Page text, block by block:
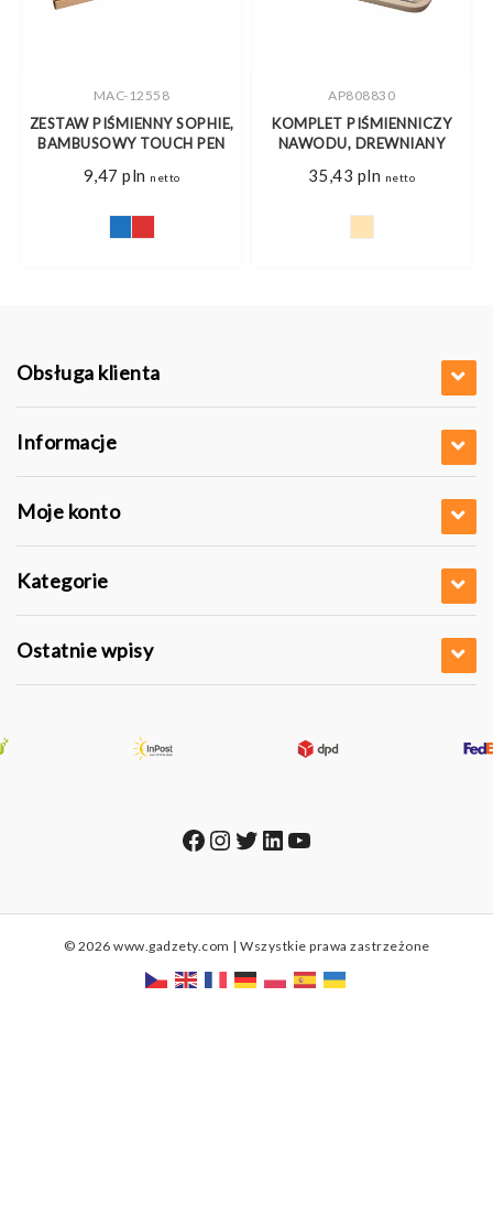
MAC-12558
ZESTAW PIŚMIENNY SOPHIE,
BAMBUSOWY TOUCH PEN
9,47 pln netto
AP808830
KOMPLET PIŚMIENNICZY
NAWODU, DREWNIANY
35,43 pln netto
Obsługa klienta
Informacje
Moje konto
Kategorie
Ostatnie wpisy
Facebook
Instagram
Twitter
LinkedIn
YouTube
© 2026 www.gadzety.com | Wszystkie prawa zastrzeżone